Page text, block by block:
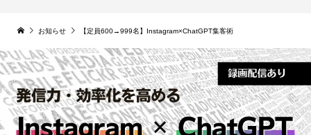
お知らせ 【定員600→999名】Instagram×ChatGPT集客術